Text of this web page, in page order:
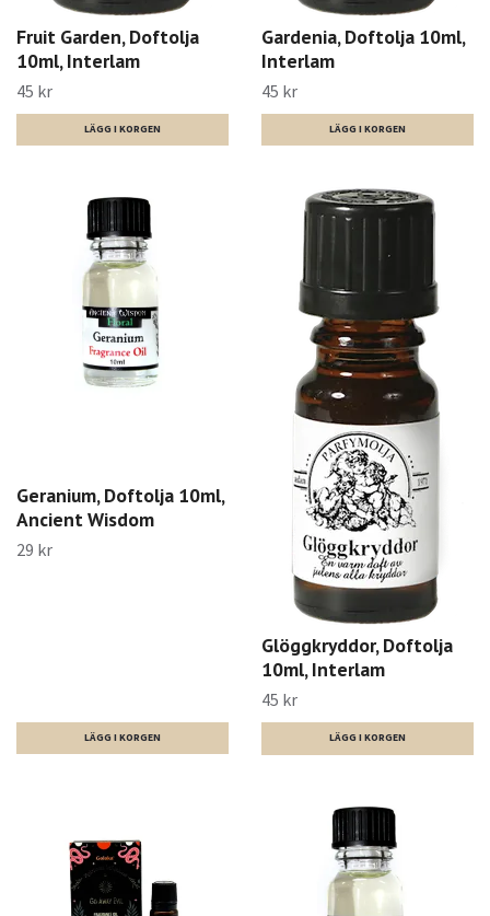
Fruit Garden, Doftolja
10ml, Interlam
45 kr
Gardenia, Doftolja 10ml,
Interlam
45 kr
Geranium, Doftolja 10ml,
Ancient Wisdom
29 kr
Glöggkryddor, Doftolja
10ml, Interlam
45 kr